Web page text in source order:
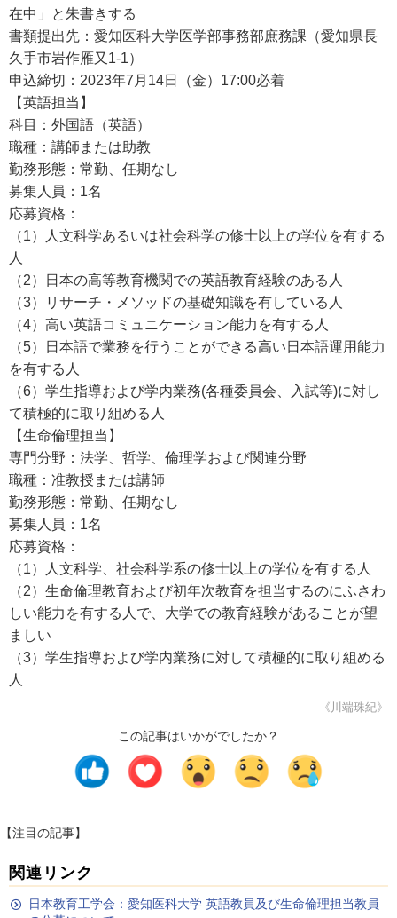
在中」と朱書きする
書類提出先：愛知医科大学医学部事務部庶務課（愛知県長
久手市岩作雁又1-1）
申込締切：2023年7月14日（金）17:00必着
【英語担当】
科目：外国語（英語）
職種：講師または助教
勤務形態：常勤、任期なし
募集人員：1名
応募資格：
（1）人文科学あるいは社会科学の修士以上の学位を有する
人
（2）日本の高等教育機関での英語教育経験のある人
（3）リサーチ・メソッドの基礎知識を有している人
（4）高い英語コミュニケーション能力を有する人
（5）日本語で業務を行うことができる高い日本語運用能力
を有する人
（6）学生指導および学内業務(各種委員会、入試等)に対し
て積極的に取り組める人
【生命倫理担当】
専門分野：法学、哲学、倫理学および関連分野
職種：准教授または講師
勤務形態：常勤、任期なし
募集人員：1名
応募資格：
（1）人文科学、社会科学系の修士以上の学位を有する人
（2）生命倫理教育および初年次教育を担当するのにふさわ
しい能力を有する人で、大学での教育経験があることが望
ましい
（3）学生指導および学内業務に対して積極的に取り組める
人
《川端珠紀》
この記事はいかがでしたか？
【注目の記事】
関連リンク
日本教育工学会：愛知医科大学 英語教員及び生命倫理担当教員